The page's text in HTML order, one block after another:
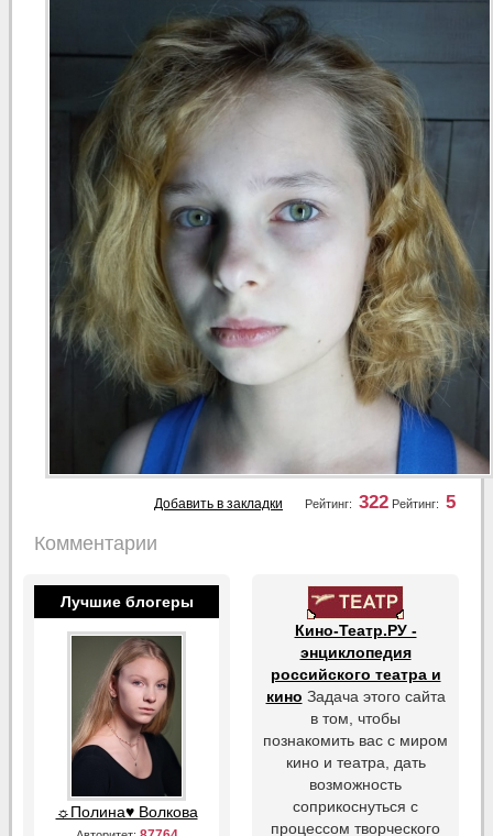
Рейтинг: 5
Рейтинг: 322
Добавить в закладки
Комментарии
Лучшие блогеры
☼Полина♥ Волкова
Кино-Театр.РУ -
энциклопедия
российского театра и
кино Задача этого сайта
в том, чтобы
познакомить вас с миром
кино и театра, дать
возможность
соприкоснуться с
процессом творческого